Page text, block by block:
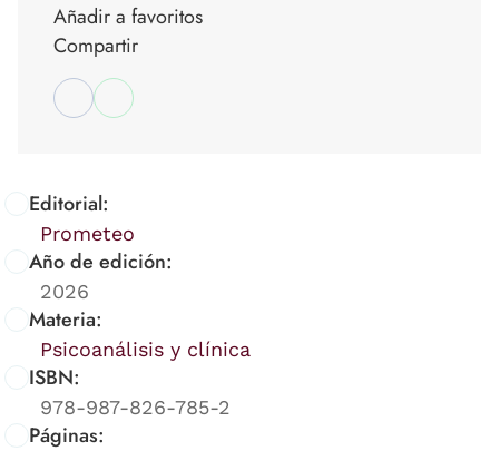
Editorial:
Prometeo
Año de edición:
2026
Materia:
Psicoanálisis y clínica
ISBN:
978-987-826-785-2
Páginas:
Añadir a favoritos
Compartir